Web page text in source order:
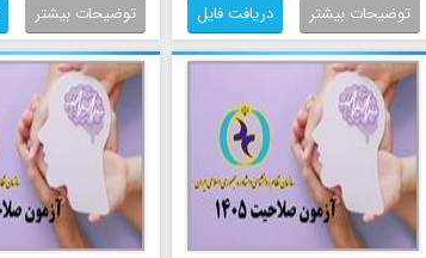
توضیحات بیشتر
دریافت فایل
توضیحات بیشتر